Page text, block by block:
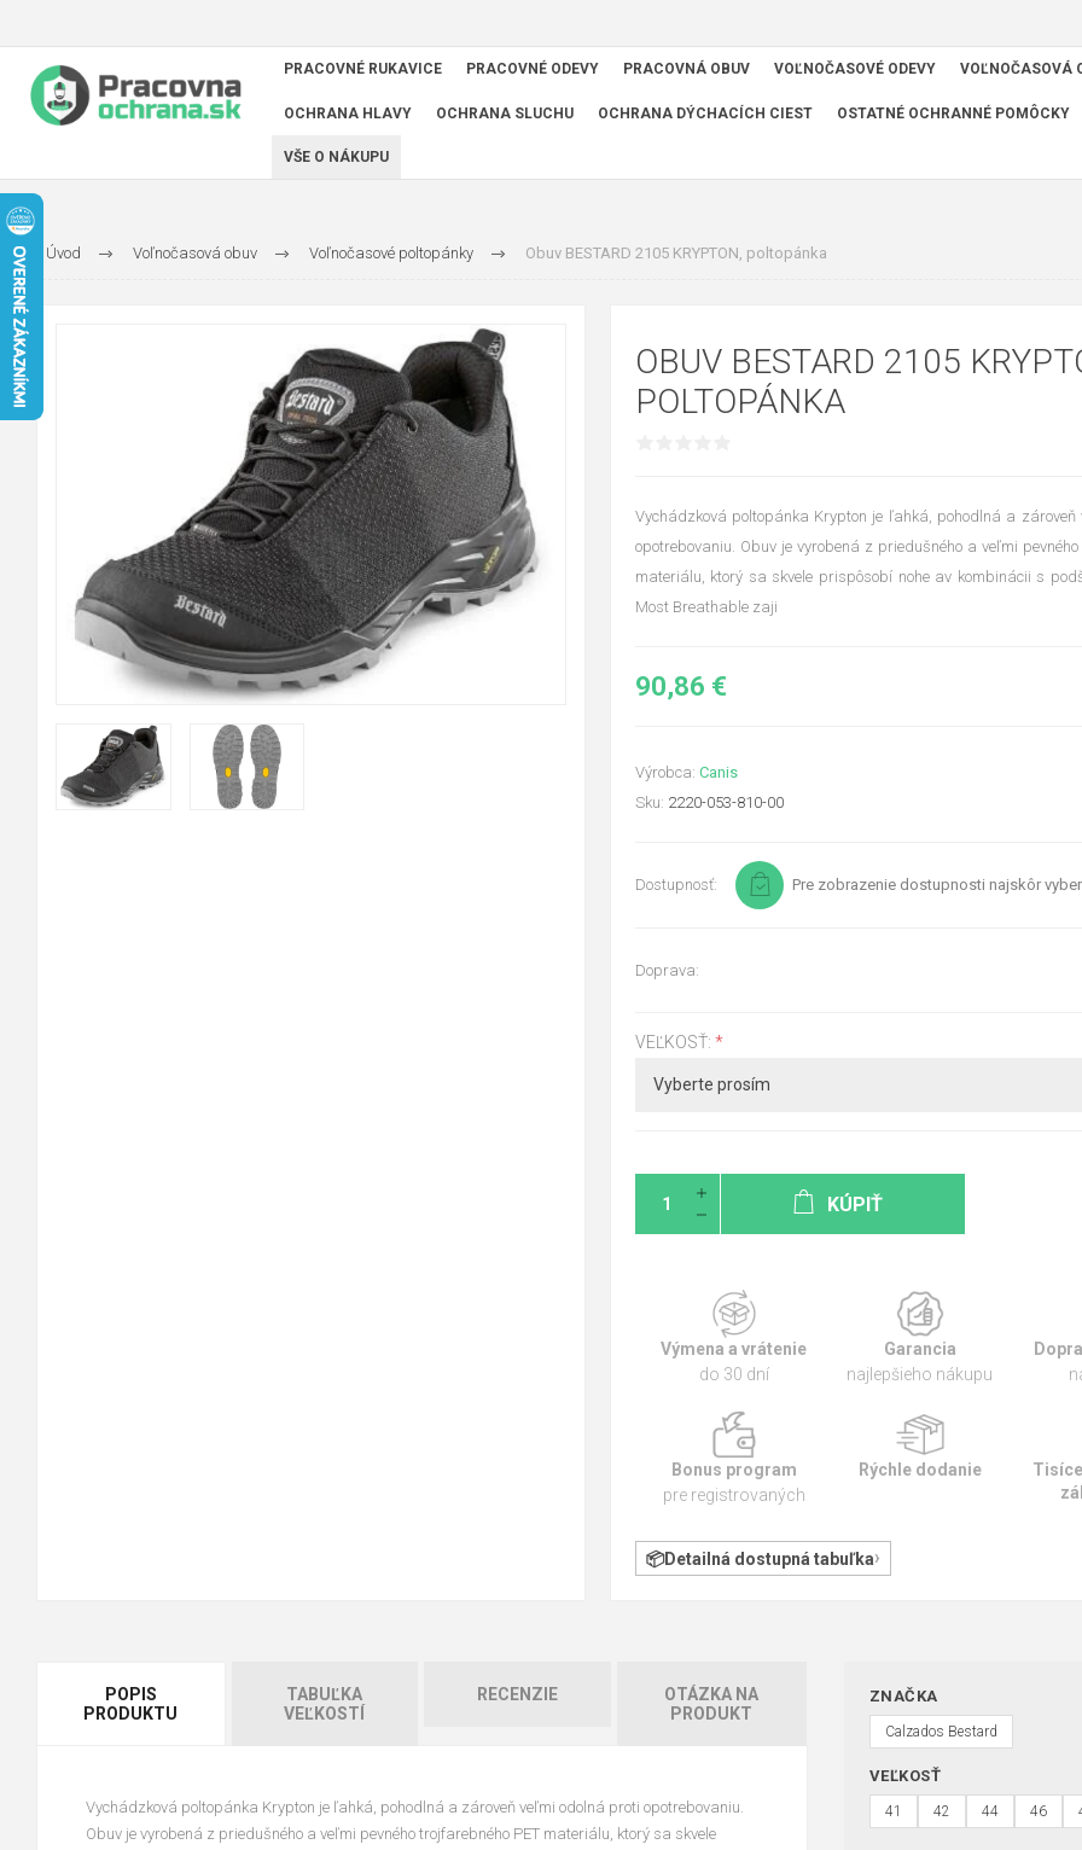
PRACOVNÉ RUKAVICE PRACOVNÉ ODEVY PRACOVNÁ OBUV VOĽNOČASOVÉ ODEVY VOĽNOČASOVÁ
OCHRANA HLAVY OCHRANA SLUCHU OCHRANA DÝCHACÍCH CIEST OSTATNÉ OCHRANNÉ POMÔCKY
VŠE O NÁKUPU
Úvod Voľnočasová obuv Voľnočasové poltopánky Obuv BESTARD 2105 KRYPTON, poltopánka
OBUV BESTARD 2105
POLTOPÁNKA
Vychádzková poltopánka Krypton je ľahká, pohodlná a
opotrebovaniu. Obuv je vyrobená z priedušného a veľmi
materiálu, ktorý sa skvele prispôsobí nohe av kombinácii s
Most Breathable zaji
90,86 €
Výrobca: Canis
Sku: 2220-053-810-00
Dostupnosť: Pre zobrazenie dostupnosti najskôr
Doprava:
VEĽKOSŤ: *
KÚPIŤ
Výmena a vrátenie
do 30 dní
Garancia
najlepšieho nákupu
Bonus program
pre registrovaných
Rýchle dodanie
Detailná dostupná tabuľka
POPIS
PRODUKTU
TABUĽKA
VEĽKOSTÍ
RECENZIE
OTÁZKA NA
PRODUKT
Vychádzková poltopánka Krypton je ľahká, pohodlná a zároveň veľmi odolná proti opotrebovaniu.
Obuv je vyrobená z priedušného a veľmi pevného trojfarebného PET materiálu, ktorý sa skvele
ZNAČKA
Calzados Bestard
VEĽKOSŤ
41 42 44 46